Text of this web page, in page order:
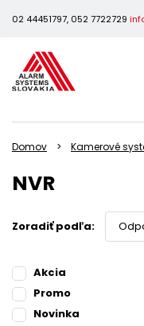
02 44451797, 052 7722729
Domov Kamerové
NVR
Zoradiť podľa:
Akcia
Promo
Novinka